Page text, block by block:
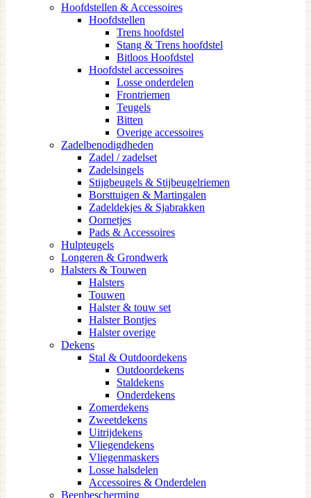
Hoofdstellen & Accessoires
Hoofdstellen
Trens hoofdstel
Stang & Trens hoofdstel
Bitloos Hoofdstel
Hoofdstel accessoires
Losse onderdelen
Frontriemen
Teugels
Bitten
Overige accessoires
Zadelbenodigdheden
Zadel / zadelset
Zadelsingels
Stijgbeugels & Stijbeugelriemen
Borsttuigen & Martingalen
Zadeldekjes & Sjabrakken
Oornetjes
Pads & Accessoires
Hulpteugels
Longeren & Grondwerk
Halsters & Touwen
Halsters
Touwen
Halster & touw set
Halster Bontjes
Halster overige
Dekens
Stal & Outdoordekens
Outdoordekens
Staldekens
Onderdekens
Zomerdekens
Zweetdekens
Uitrijdekens
Vliegendekens
Vliegenmaskers
Losse halsdelen
Accessoires & Onderdelen
Beenbescherming